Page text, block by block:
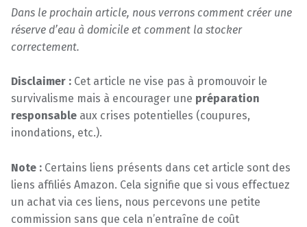
Dans le prochain article, nous verrons comment créer une
réserve d’eau à domicile et comment la stocker
correctement.
Disclaimer : Cet article ne vise pas à promouvoir le
survivalisme mais à encourager une préparation
responsable aux crises potentielles (coupures,
inondations, etc.).
Note : Certains liens présents dans cet article sont des
liens affiliés Amazon. Cela signifie que si vous effectuez
un achat via ces liens, nous percevons une petite
commission sans que cela n’entraîne de coût